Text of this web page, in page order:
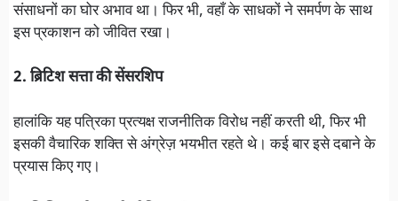
संसाधनों का घोर अभाव था। फिर भी, वहाँ के साधकों ने समर्पण के साथ
इस प्रकाशन को जीवित रखा।
2. ब्रिटिश सत्ता की सेंसरशिप
हालांकि यह पत्रिका प्रत्यक्ष राजनीतिक विरोध नहीं करती थी, फिर भी
इसकी वैचारिक शक्ति से अंग्रेज़ भयभीत रहते थे। कई बार इसे दबाने के
प्रयास किए गए।